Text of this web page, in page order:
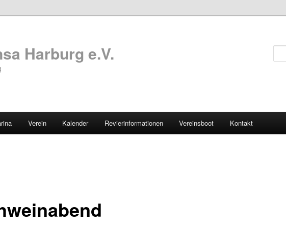
Harburg e.V.
Verein Kalender Revierinformationen Vereinsboot Kontakt